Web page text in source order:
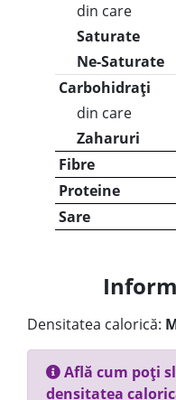
din care
Saturate
Ne-Saturate
Carbohidrați
din care
Zaharuri
Fibre
Proteine
Sare
Densitatea calorică:
Află cum poți
densitatea